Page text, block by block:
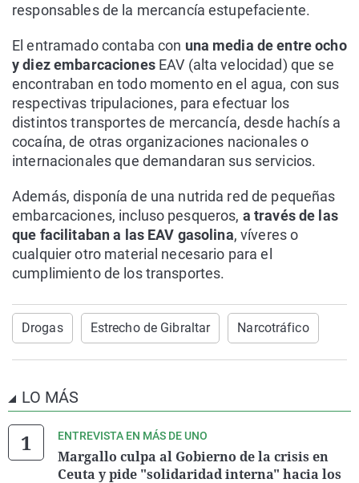
responsables de la mercancía estupefaciente.
El entramado contaba con una media de entre ocho
y diez embarcaciones EAV (alta velocidad) que se
encontraban en todo momento en el agua, con sus
respectivas tripulaciones, para efectuar los
distintos transportes de mercancía, desde hachís a
cocaína, de otras organizaciones nacionales o
internacionales que demandaran sus servicios.
Además, disponía de una nutrida red de pequeñas
embarcaciones, incluso pesqueros, a través de las
que facilitaban a las EAV gasolina, víveres o
cualquier otro material necesario para el
cumplimiento de los transportes.
Drogas Estrecho de Gibraltar Narcotráfico
LO MÁS
ENTREVISTA EN MÁS DE UNO
Margallo culpa al Gobierno de la crisis en
Ceuta y pide "solidaridad interna" hacia los